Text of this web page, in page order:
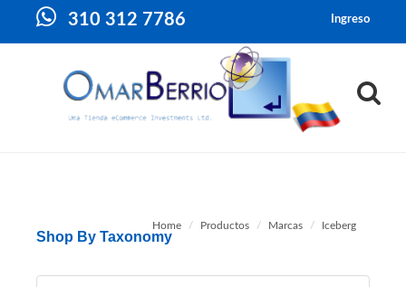
310 312 7786 Ingreso
Home Productos Marcas Iceberg
Shop By Taxonomy